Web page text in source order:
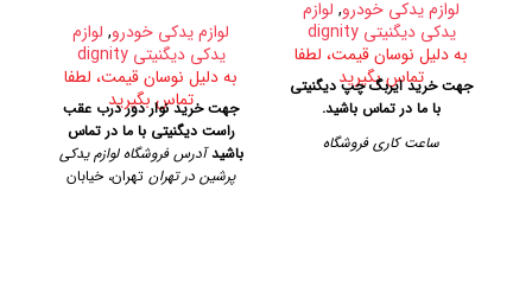
لوازم یدکی خودرو, لوازم
یدکی دیگنیتی dignity
به دلیل نوسان قیمت، لطفا
تماس بگیرید
جهت خرید ایربگ چپ دیگنیتی
با ما در تماس باشید.
ساعت کاری فروشگاه
لوازم یدکی خودرو, لوازم
یدکی دیگنیتی dignity
به دلیل نوسان قیمت، لطفا
تماس بگیرید
جهت خرید نوار دور درب عقب
راست دیگنیتی با ما در تماس
باشید آدرس فروشگاه لوازم یدکی
پرشین در تهران تهران، خیابان